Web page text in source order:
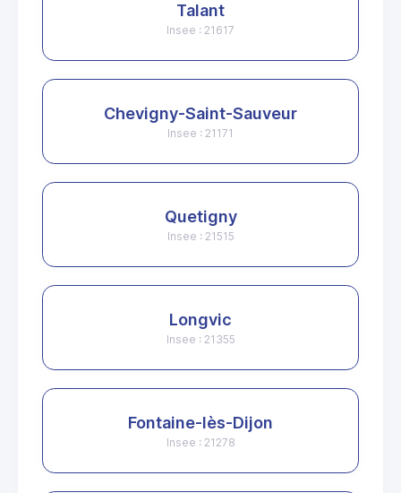
Talant
Insee : 21617
Chevigny-Saint-Sauveur
Insee : 21171
Quetigny
Insee : 21515
Longvic
Insee : 21355
Fontaine-lès-Dijon
Insee : 21278